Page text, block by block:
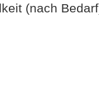
(nach